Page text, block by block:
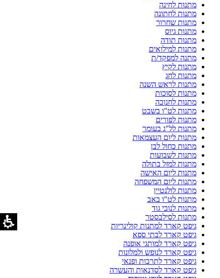
מתנות לחינה
מתנות לחתונה
מתנות שחרור
מתנות גיוס
מתנות תודה
מתנות למילואים
מתנה למפקד/ת
מתנות לקיץ
מתנות לחג
מתנות לראש השנה
מתנות לסוכות
מתנות לחנוכה
מתנות לט"ו בשבט
מתנות לפורים
מתנות לל"ג בעומר
מתנות ליום העצמאות
מתנות כחול לבן
מתנות לשבועות
מתנות למזל בתולה
מתנות ליום האישה
מתנות ליום המשפחה
מתנות לולנטיין
מתנות לט"ו באב
מתנות לנובי גוד
מתנות לסילבסטר
גיפט קארד למתנות קולינריות
גיפט קארד לבתי ספא
גיפט קארד למותגי אופנה
גיפט קארד לנופש ולמלונות
גיפט קארד לתרבות ופנאי
גיפט קארד לסדנאות והעשרה